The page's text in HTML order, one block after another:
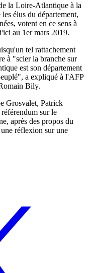
la Loire-Atlantique à la
élus du département,
votent en ce sens à
au 1er mars 2019.
tel rattachement
à "scier la branche sur
est son département
a expliqué à l'AFP
Bily.
Grosvalet, Patrick
sur le
après des propos du
réflexion sur une